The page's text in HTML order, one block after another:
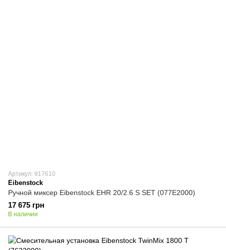
Артикул: 917610
Eibenstock
Ручной миксер Eibenstock EHR 20/2.6 S SET (077E2000)
17 675 грн
В наличии